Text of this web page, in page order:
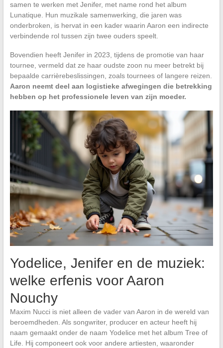
samen te werken met Jenifer, met name rond het album
Lunatique. Hun muzikale samenwerking, die jaren was
onderbroken, is hervat in een kader waarin Aaron een indirecte
verbindende rol tussen zijn twee ouders speelt.
Bovendien heeft Jenifer in 2023, tijdens de promotie van haar
tournee, vermeld dat ze haar oudste zoon nu meer betrekt bij
bepaalde carrièrebeslissingen, zoals tournees of langere reizen.
Aaron neemt deel aan logistieke afwegingen die betrekking
hebben op het professionele leven van zijn moeder.
Yodelice, Jenifer en de muziek:
welke erfenis voor Aaron
Nouchy
Maxim Nucci is niet alleen de vader van Aaron in de wereld van
beroemdheden. Als songwriter, producer en acteur heeft hij
naam gemaakt onder de naam Yodelice met het album Tree of
Life. Hij componeert ook voor andere artiesten, waaronder